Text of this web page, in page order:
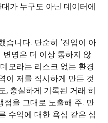
가 누구도 아닌 데이터에
습니다. 단순히 ‘진입이 아
변명은 더 이상 통하지 않
모라는 리스크 없는 환경
이 저를 직시하게 만든 것
, 충실하게 기록된 거래 히
점을 그대로 노출해 주. 만
수익에 대한 욕심 같은 심